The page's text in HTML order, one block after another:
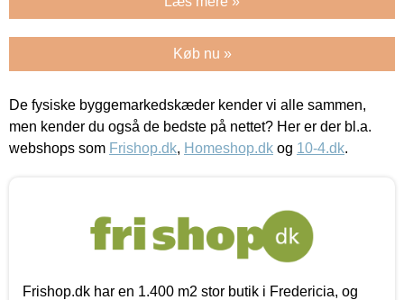
Køb nu »
De fysiske byggemarkedskæder kender vi alle sammen,
men kender du også de bedste på nettet? Her er der bl.a.
webshops som Frishop.dk, Homeshop.dk og 10-4.dk.
Frishop.dk har en 1.400 m2 stor butik i Fredericia, og